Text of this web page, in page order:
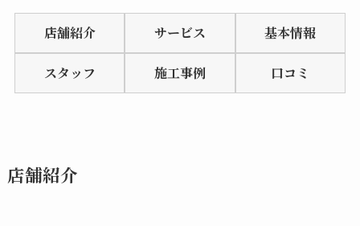
0.0
out
5
店舗紹介 サービス 基本情報
スタッフ 施工事例 口コミ
店舗紹介